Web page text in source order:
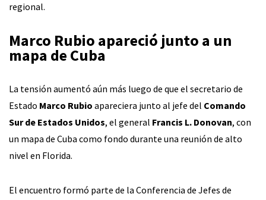
regional.
Marco Rubio apareció junto a un
mapa de Cuba
La tensión aumentó aún más luego de que el secretario de
Estado Marco Rubio apareciera junto al jefe del Comando
Sur de Estados Unidos, el general Francis L. Donovan, con
un mapa de Cuba como fondo durante una reunión de alto
nivel en Florida.
El encuentro formó parte de la Conferencia de Jefes de